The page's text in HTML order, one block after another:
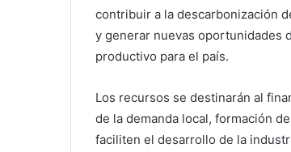
contribuir a la descarbonización
y generar nuevas oportunidades
productivo para el país.
Los recursos se destinarán al
de la demanda local, formación
faciliten el desarrollo de la